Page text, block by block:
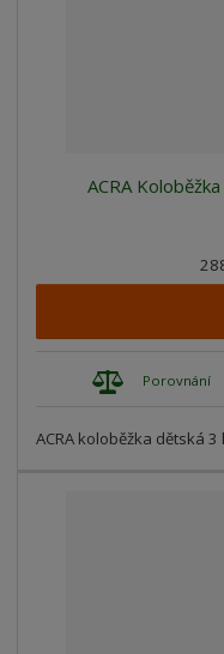
ACRA
Porovnání
ACRA koloběžka dětská